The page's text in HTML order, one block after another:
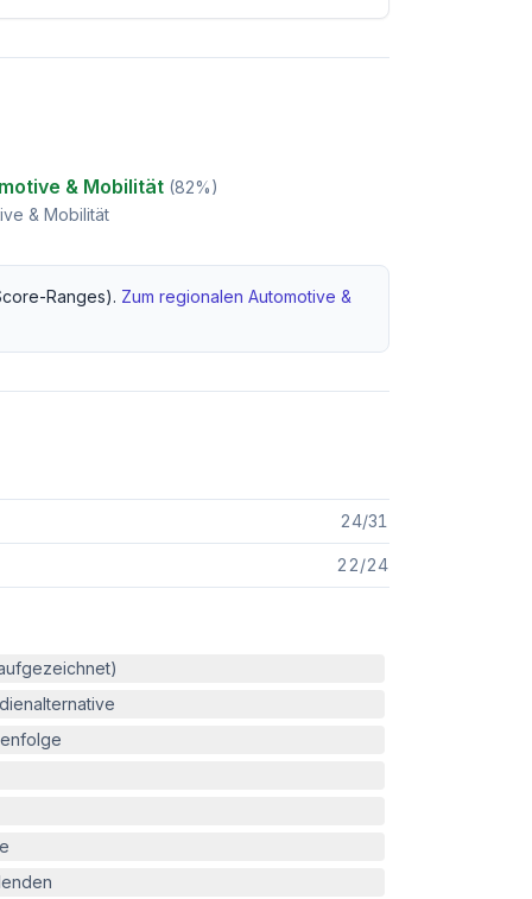
& Mobilität (82%)
& Mobilität
Ranges). Zum regionalen Automotive &
24/31
22/24